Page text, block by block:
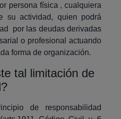
persona física , cualquiera
su actividad, quien podrá
por las deudas derivadas
o profesional actuando
forma de organización.
tal limitación de
de responsabilidad